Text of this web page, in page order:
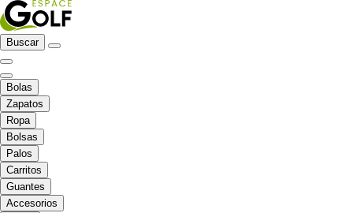
Buscar
Bolas
Zapatos
Ropa
Bolsas
Palos
Carritos
Guantes
Accesorios